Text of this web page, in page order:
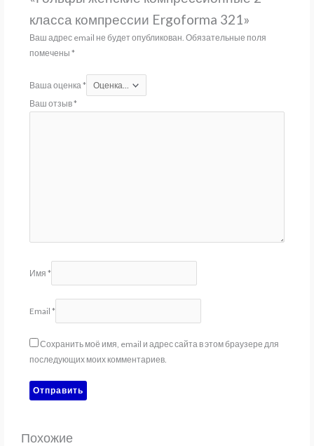
класса компрессии Ergoforma 321»
Ваш адрес email не будет опубликован. Обязательные поля
помечены *
Ваша оценка *
Ваш отзыв*
Имя *
Email *
Сохранить моё имя, email и адрес сайта в этом браузере для
последующих моих комментариев.
Похожие